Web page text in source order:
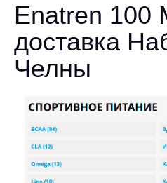
Enatren 100
доставка
Челны